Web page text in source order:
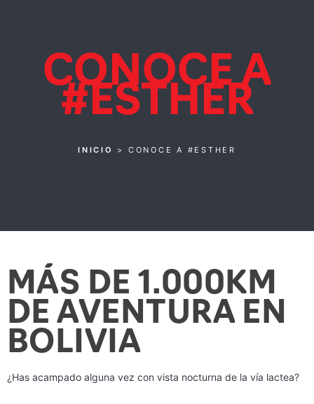
CONOCE A
#ESTHER
INICIO > CONOCE A #ESTHER
MÁS DE 1.000KM
DE AVENTURA EN
BOLIVIA
¿Has acampado alguna vez con vista nocturna de la vía lactea?